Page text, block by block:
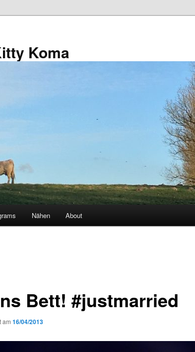
Koma
Nähen About
Bett! #justmarried
am 16/04/2013